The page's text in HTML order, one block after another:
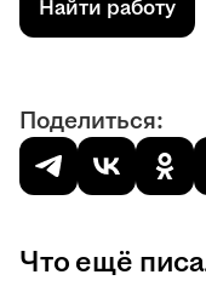
Найти работу
Поделиться:
Что ещё